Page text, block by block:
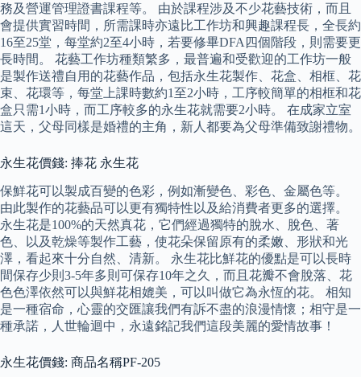
務及營運管理證書課程等。 由於課程涉及不少花藝技術，而且
會提供實習時間，所需課時亦遠比工作坊和興趣課程長，全長約
16至25堂，每堂約2至4小時，若要修畢DFA四個階段，則需要更
長時間。 花藝工作坊種類繁多，最普遍和受歡迎的工作坊一般
是製作送禮自用的花藝作品，包括永生花製作、花盒、相框、花
束、花環等，每堂上課時數約1至2小時，工序較簡單的相框和花
盒只需1小時，而工序較多的永生花就需要2小時。 在成家立室
這天，父母同樣是婚禮的主角，新人都要為父母準備致謝禮物。
永生花價錢: 捧花 永生花
保鮮花可以製成百變的色彩，例如漸變色、彩色、金屬色等。
由此製作的花藝品可以更有獨特性以及給消費者更多的選擇。
永生花是100%的天然真花，它們經過獨特的脫水、脫色、著
色、以及乾燥等製作工藝，使花朵保留原有的柔嫩、形狀和光
澤，看起來十分自然、清新。 永生花比鮮花的優點是可以長時
間保存少則3-5年多則可保存10年之久，而且花瓣不會脫落、花
色色澤依然可以與鮮花相媲美，可以叫做它為永恆的花。 相知
是一種宿命，心靈的交匯讓我們有訴不盡的浪漫情懷；相守是一
種承諾，人世輪迴中，永遠銘記我們這段美麗的愛情故事！
永生花價錢: 商品名稱PF-205